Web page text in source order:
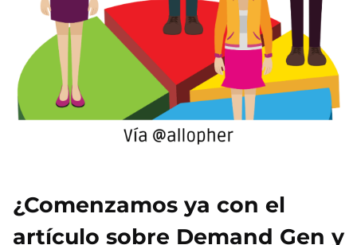
¿Comenzamos ya con el
artículo sobre Demand Gen y